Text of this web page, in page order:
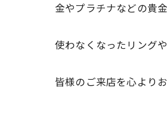
金やプラチナなどの貴
使わなくなったリング
皆様のご来店を心より